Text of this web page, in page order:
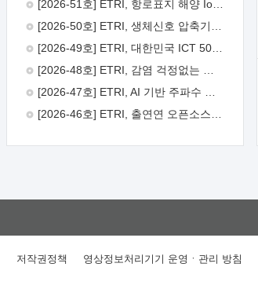
저작권정책 영상정보처리기기 운영ㆍ관리 방침